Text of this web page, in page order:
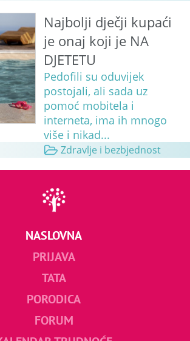
Najbolji dječji kupaći
je onaj koji je NA
DJETETU
Pedofili su oduvijek
postojali, ali sada uz
pomoć mobitela i
interneta, ima ih mnogo
više i nikad...
Zdravlje i bezbjednost
NASLOVNA
PRIJAVA
TATA
PORODICA
FORUM